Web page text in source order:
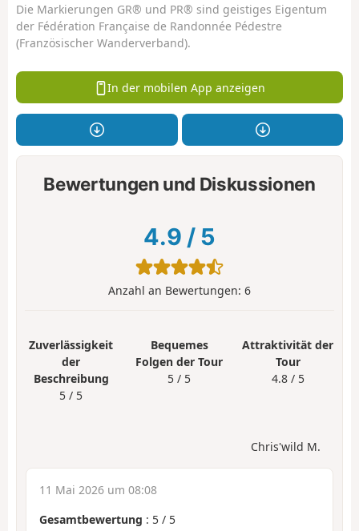
Die Markierungen GR® und PR® sind geistiges Eigentum
der Fédération Française de Randonnée Pédestre
(Französischer Wanderverband).
In der mobilen App anzeigen
Bewertungen und Diskussionen
4.9 / 5
Anzahl an Bewertungen: 6
Zuverlässigkeit
der
Beschreibung
5 / 5
Bequemes
Folgen der Tour
5 / 5
Attraktivität der
Tour
4.8 / 5
Chris'wild M.
11 Mai 2026 um 08:08
Gesamtbewertung : 5 / 5